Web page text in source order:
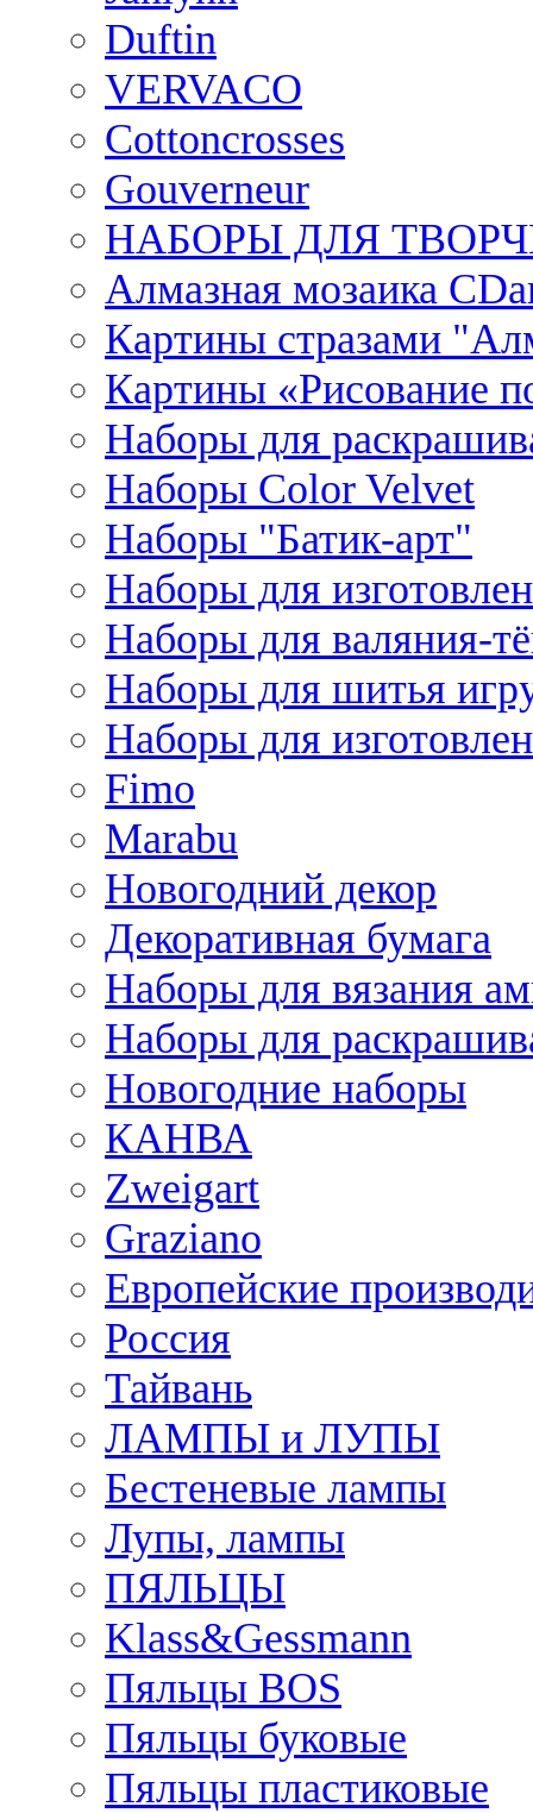
Duftin
VERVACO
Cottoncrosses
Gouverneur
НАБОРЫ ДЛЯ
Алмазная мозаика
Картины стразами
Картины «Рисование
Наборы для
Наборы Сolor Velvet
Наборы "Батик-арт"
Наборы для
Наборы для валяния-
Наборы для шитья
Наборы для
Fimo
Marabu
Новогодний декор
Декоративная бумага
Наборы для вязания
Наборы для
Новогодние наборы
КАНВА
Zweigart
Graziano
Европейские
Россия
Тайвань
ЛАМПЫ и ЛУПЫ
Бестеневые лампы
Лупы, лампы
ПЯЛЬЦЫ
Klass&Gessmann
Пяльцы BOS
Пяльцы буковые
Пяльцы пластиковые